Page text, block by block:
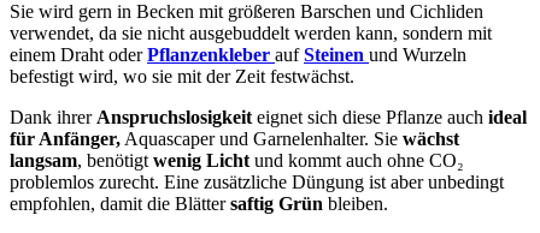
Sie wird gern in Becken mit größeren Barschen und Cichliden
verwendet, da sie nicht ausgebuddelt werden kann, sondern mit
einem Draht oderPflanzenkleber aufSteinen und Wurzeln
befestigt wird, wo sie mit der Zeit festwächst.
Dank ihrerAnspruchslosigkeiteignet sich diese Pflanze auch ideal
für Anfänger,Aquascaper und Garnelenhalter. Sie wächst
langsam, benötigtwenig Lichtund kommt auch ohne CO₂
problemlos zurecht. Eine zusätzliche Düngung ist aber unbedingt
empfohlen, damit die Blättersaftig Grün bleiben.